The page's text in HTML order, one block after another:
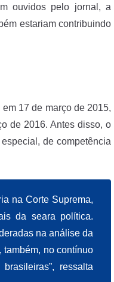
ouvidos pelo jornal, a
estariam contribuindo
em 17 de março de 2015,
de 2016. Antes disso, o
de competência
na Corte Suprema,
da seara política.
na análise da
também, no contínuo
ressalta